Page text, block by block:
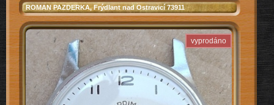
vyprodáno
750 Kč PRIM 50 018.1
ROMAN PAZDERKA , Frýdlant nad Ostravicí 73911